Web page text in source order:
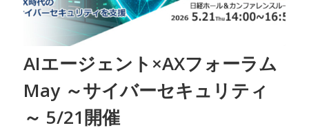
AIエージェント×AXフォーラム
May ～サイバーセキュリティ
～ 5/21開催